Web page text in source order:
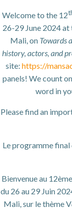
Welcome to the 12
26-29 June 2024 at
Mali, on Towards
history, actors, and
site: https://
panels! We count
word in
Please find an
Le programme
Bienvenue au
du 26 au 29 Juin
Mali, sur le thème V